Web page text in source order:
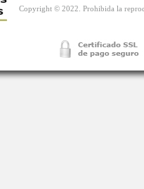
Copyright © 2022. Prohibida la